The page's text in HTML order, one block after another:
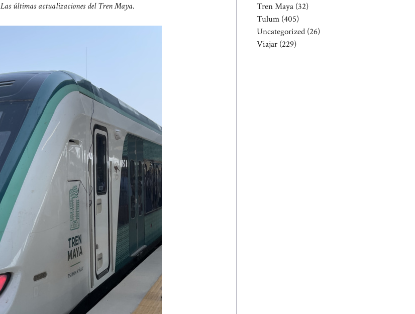
Las últimas actualizaciones del Tren Maya.
Tren Maya (32)
Tulum (405)
Uncategorized (26)
Viajar (229)